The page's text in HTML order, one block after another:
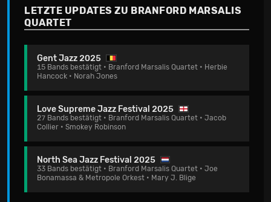
LETZTE UPDATES ZU BRANFORD MARSALIS
QUARTET
Gent Jazz 2025
15 Bands bestätigt • Branford Marsalis Quartet • Herbie
Hancock • Norah Jones
Love Supreme Jazz Festival 2025
27 Bands bestätigt • Branford Marsalis Quartet • Jacob
Collier • Smokey Robinson
North Sea Jazz Festival 2025
33 Bands bestätigt • Branford Marsalis Quartet • Joe
Bonamassa & Metropole Orkest • Mary J. Blige